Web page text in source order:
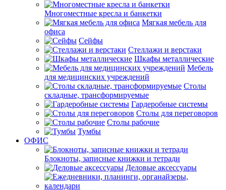
Многоместные кресла и банкетки
Мягкая мебель для
офиса
Сейфы
Стеллажи и верстаки
Шкафы металлические
Мебель
для медицинских учреждений
Столы
складные, трансформируемые
Гардеробные системы
Столы для переговоров
Столы рабочие
Тумбы
ОФИС
Блокноты, записные книжки и тетради
Деловые аксессуары